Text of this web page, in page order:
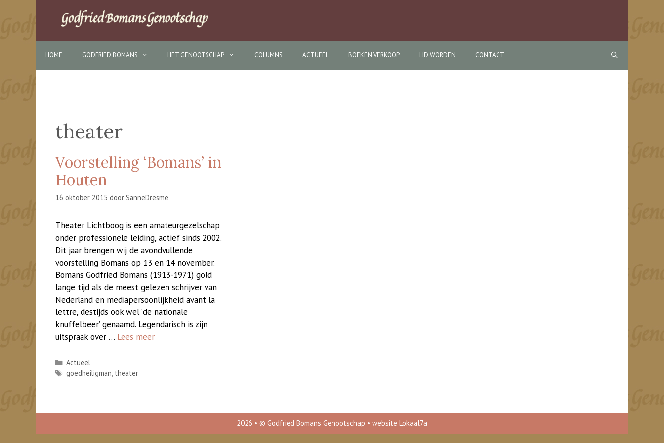
HOME GODFRIED BOMANS HET GENOOTSCHAP COLUMNS ACTUEEL BOEKEN VERKOOP LID WORDEN CONTACT
theater
Voorstelling ‘Bomans’ in
Houten
16 oktober 2015 door SanneDresme
Theater Lichtboog is een amateurgezelschap
onder professionele leiding, actief sinds 2002.
Dit jaar brengen wij de avondvullende
voorstelling Bomans op 13 en 14 november.
Bomans Godfried Bomans (1913-1971) gold
lange tijd als de meest gelezen schrijver van
Nederland en mediapersoonlijkheid avant la
lettre, destijds ook wel ‘de nationale
knuffelbeer’ genaamd. Legendarisch is zijn
uitspraak over … Lees meer
Categorieën
Actueel
Tags
goedheiligman, theater
2026 • © Godfried Bomans Genootschap • website Lokaal7a